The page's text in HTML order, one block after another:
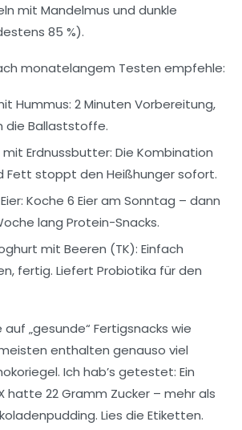
mit Mandelmus und dunkle
85 %).
monatelangem Testen empfehle:
Hummus: 2 Minuten Vorbereitung,
die Ballaststoffe.
Erdnussbutter: Die Kombination
Fett stoppt den Heißhunger sofort.
: Koche 6 Eier am Sonntag – dann
lang Protein-Snacks.
mit Beeren (TK): Einfach
fertig. Liefert Probiotika für den
auf „gesunde“ Fertigsnacks wie
enthalten genauso viel
Ich hab’s getestet: Ein
hatte 22 Gramm Zucker – mehr als
Lies die Etiketten.